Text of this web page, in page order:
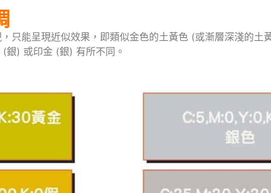
只能呈現近似效果，即類似金色的土黃色 (或漸層深淺的土
銀) 或印金 (銀) 有所不同。